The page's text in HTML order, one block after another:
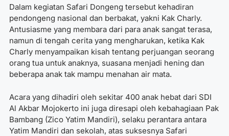
Dalam kegiatan Safari Dongeng tersebut kehadiran
pendongeng nasional dan berbakat, yakni Kak Charly.
Antusiasme yang membara dari para anak sangat terasa,
namun di tengah cerita yang mengharukan, ketika Kak
Charly menyampaikan kisah tentang perjuangan seorang
orang tua untuk anaknya, suasana menjadi hening dan
beberapa anak tak mampu menahan air mata.
Acara yang dihadiri oleh sekitar 400 anak hebat dari SDI
Al Akbar Mojokerto ini juga diresapi oleh kebahagiaan Pak
Bambang (Zico Yatim Mandiri), selaku perantara antara
Yatim Mandiri dan sekolah, atas suksesnya Safari